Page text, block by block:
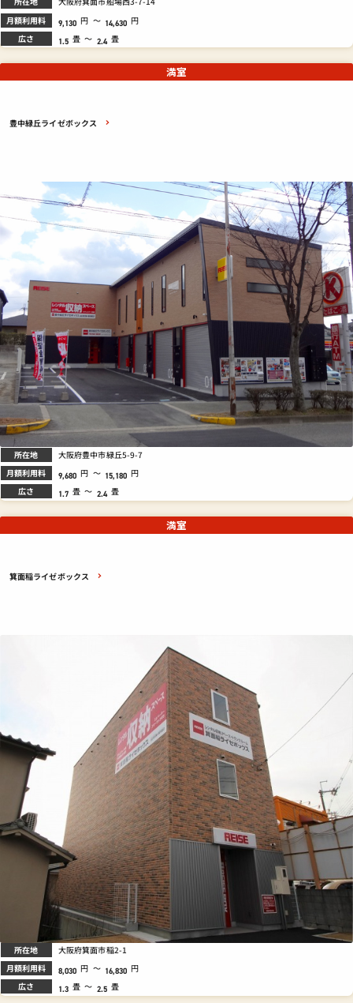
月額利用料 9,130 円 ～ 14,630 円
広さ 1.5 畳 ～ 2.4 畳
豊中緑丘ライゼボックス
満室
所在地 大阪府豊中市緑丘5-9-7
月額利用料 9,680 円 ～ 15,180 円
広さ 1.7 畳 ～ 2.4 畳
箕面稲ライゼボックス
満室
所在地 大阪府箕面市稲2-1
月額利用料 8,030 円 ～ 16,830 円
広さ 1.3 畳 ～ 2.5 畳